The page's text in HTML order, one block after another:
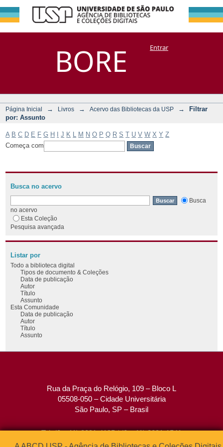
BORE
Filtrar por:
Assunto
DSpace/Manakin + CoriscoEntrar
Página Inicial → Livros → Acervo das Bibliotecas da USP →
Filtrar
por: Assunto
A B C D E F G H J K M N O P Q R S T U V W X Y Z
Começa com
Busca no acervo
Busca
no acervo
Esta Coleção
Pesquisa avançada
Listar por
Todo a biblioteca digital
Tipos de documento & Coleções
Data de publicação
Autor
Título
Assunto
Esta Comunidade
Data de publicação
Autor
Título
Assunto
Rua da Praça do Relógio, 109 – Bloco L
05508-050 – Cidade Universitária
São Paulo, SP – Brasil
Tel: (0xx11) 3091-4195 / (0xx11) 3091-1541
Fax: (0xx11) 3091-1567